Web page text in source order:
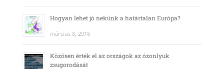
Hogyan lehet jó nekünk a határtalan Európa?
március 8, 2018
Közösen érték el az országok az ózonlyuk
zsugorodását